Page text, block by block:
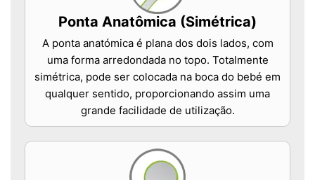
Ponta Anatômica (Simétrica)
A ponta anatómica é plana dos dois lados, com
uma forma arredondada no topo. Totalmente
simétrica, pode ser colocada na boca do bebé em
qualquer sentido, proporcionando assim uma
grande facilidade de utilização.